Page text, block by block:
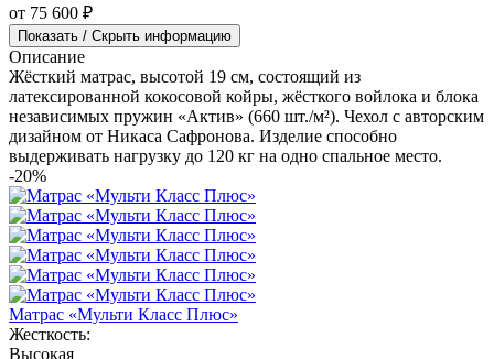
от 75 600 ₽
Показать / Скрыть информацию
Описание
Жёсткий матрас, высотой 19 см, состоящий из
латексированной кокосовой койры, жёсткого войлока и блока
независимых пружин «Актив» (660 шт./м²). Чехол с авторским
дизайном от Никаса Сафронова. Изделие способно
выдерживать нагрузку до 120 кг на одно спальное место.
-20%
Матрас «Мульти Класс Плюс»
Жесткость:
Высокая